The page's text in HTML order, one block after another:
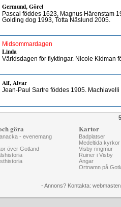
Germund, Görel
Pascal föddes 1623, Magnus Härenstam
Golding dog 1993, Totta Näslund 2005.
Midsommardagen
Linda
Världsdagen för flyktingar. Nicole Kidman
Alf, Alvar
Jean-Paul Sartre föddes 1905. Machiavelli
göra
- evenemang
över Gotland
Kartor
Badplatser
Medeltida kyrkor
Visby ringmur
Ruiner i Visby
Ängar
Ortnamn på
- Annons? Kontakta: